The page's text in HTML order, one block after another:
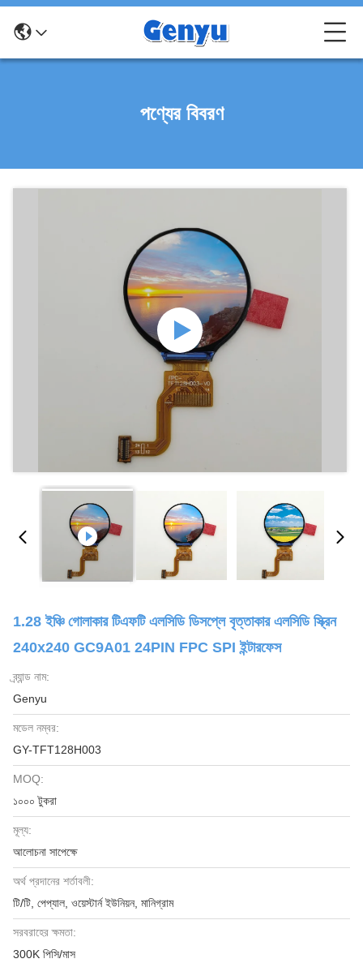
পণ্যের বিবরণ
1.28 ইঞ্চি গোলাকার টিএফটি এলসিডি ডিসপ্লে বৃত্তাকার এলসিডি স্ক্রিন
240x240 GC9A01 24PIN FPC SPI ইন্টারফেস
ব্র্যান্ড নাম:
Genyu
মডেল নম্বর:
GY-TFT128H003
MOQ:
১০০০ টুকরা
মূল্য:
আলোচনা সাপেক্ষে
অর্থ প্রদানের শর্তাবলী:
টি/টি, পেপ্যাল, ওয়েস্টার্ন ইউনিয়ন, মানিগ্রাম
সরবরাহের ক্ষমতা:
300K পিসি/মাস